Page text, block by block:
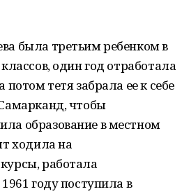
была третьим ребенком в
один год отработала
тетя забрала ее к себе
чтобы
образование в местном
ходила на
работала
году поступила в